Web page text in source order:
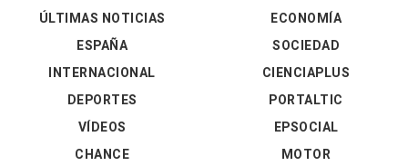
ÚLTIMAS NOTICIAS
ESPAÑA
INTERNACIONAL
DEPORTES
VÍDEOS
ECONOMÍA
SOCIEDAD
CIENCIAPLUS
PORTALTIC
EPSOCIAL
CHANCE
MOTOR